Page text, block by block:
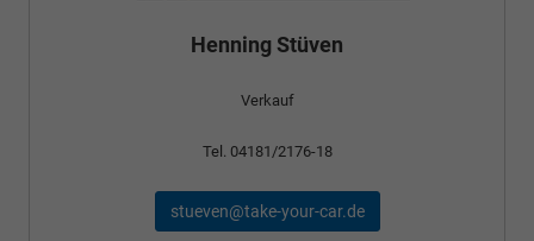
Henning Stüven
Verkauf
Tel. 04181/2176-18
stueven@take-your-car.de